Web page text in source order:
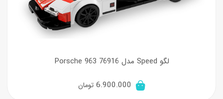
لگو Speed مدل Porsche 963 76916
6.900.000 تومان